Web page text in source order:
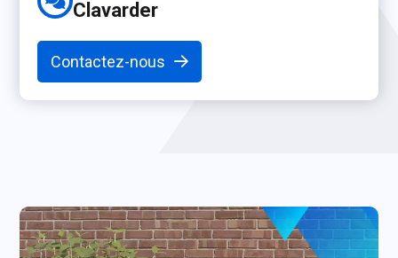
Clavarder
Contactez-nous